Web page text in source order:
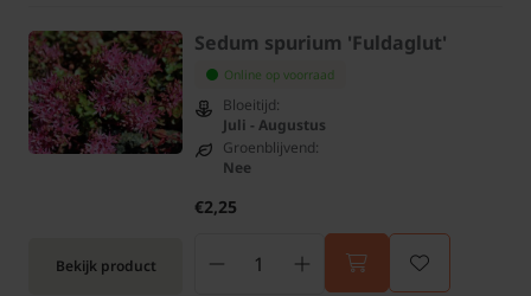
Bekijk product
Sedum spurium 'Fuldaglut'
Online op voorraad
Bloeitijd:
Juli - Augustus
Groenblijvend:
Nee
€2,25